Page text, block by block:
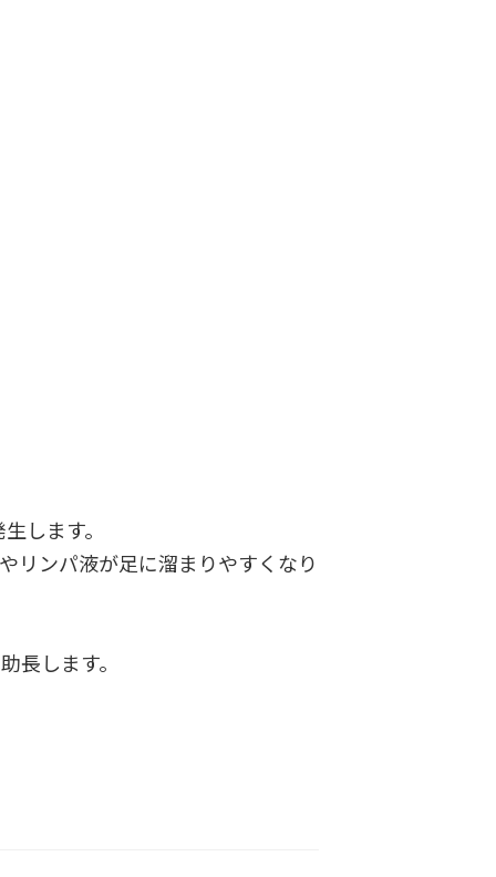
生します。
リンパ液が足に溜まりやすくなり
助長します。